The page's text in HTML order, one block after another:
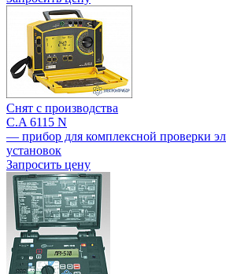
Снят с производства
C.A 6115 N
— прибор для комплексной проверки
установок
Запросить цену